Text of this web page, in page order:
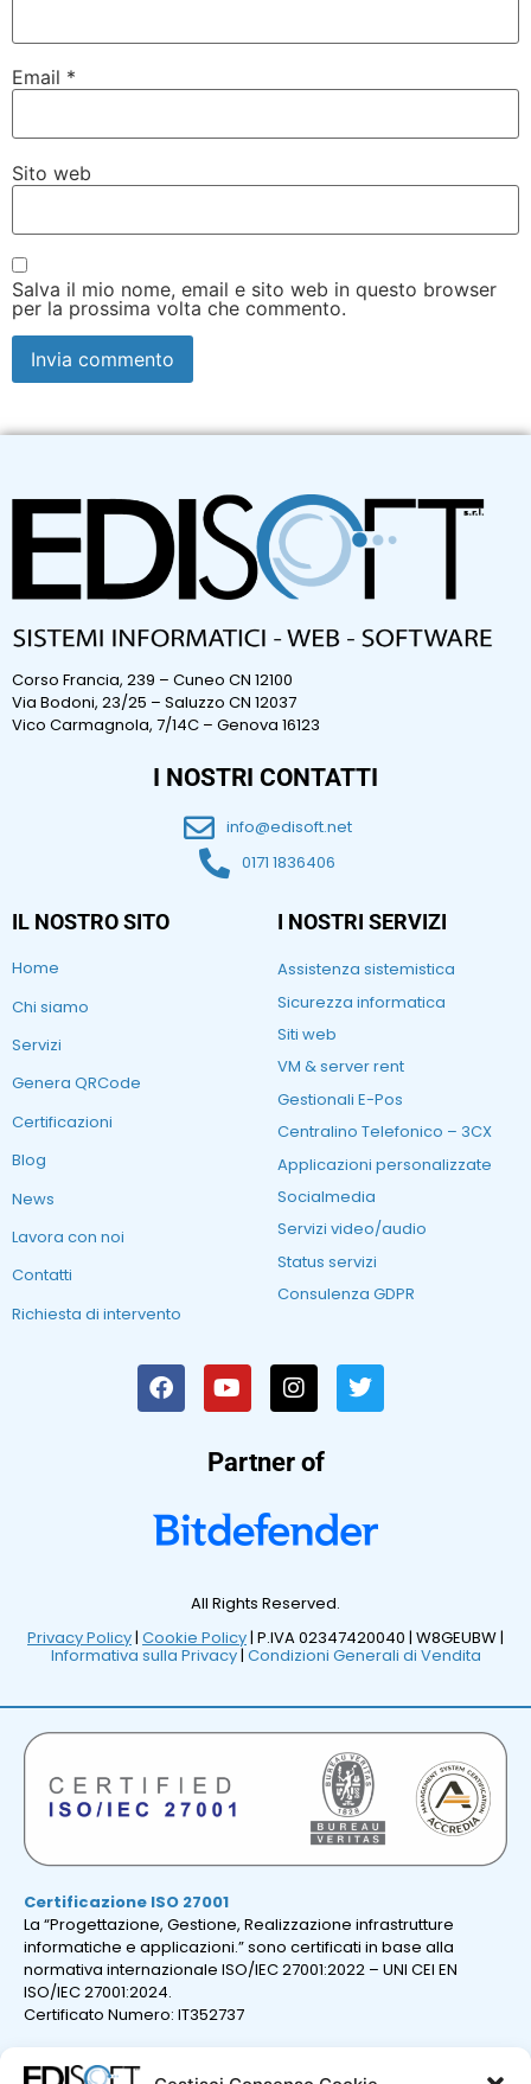
Email *
Sito web
Salva il mio nome, email e sito web in questo browser
per la prossima volta che commento.
Corso Francia, 239 – Cuneo CN 12100
Via Bodoni, 23/25 – Saluzzo CN 12037
Vico Carmagnola, 7/14C – Genova 16123
I NOSTRI CONTATTI
info@edisoft.net
0171 1836406
IL NOSTRO SITO
Home
Chi siamo
Servizi
Genera QRCode
Certificazioni
Blog
News
Lavora con noi
Contatti
Richiesta di intervento
I NOSTRI SERVIZI
Assistenza sistemistica
Sicurezza informatica
Siti web
VM & server rent
Gestionali E-Pos
Centralino Telefonico – 3CX
Applicazioni personalizzate
Socialmedia
Servizi video/audio
Status servizi
Consulenza GDPR
Partner of
All Rights Reserved.
Privacy Policy| Cookie Policy| P.IVA 02347420040 | W8GEUBW |
Informativa sulla Privacy| Condizioni Generali di Vendita
Certificazione ISO 27001
La “Progettazione, Gestione, Realizzazione infrastrutture
informatiche e applicazioni.” sono certificati in base alla
normativa internazionale ISO/IEC 27001:2022 – UNI CEI EN
ISO/IEC 27001:2024.
Certificato Numero: IT352737